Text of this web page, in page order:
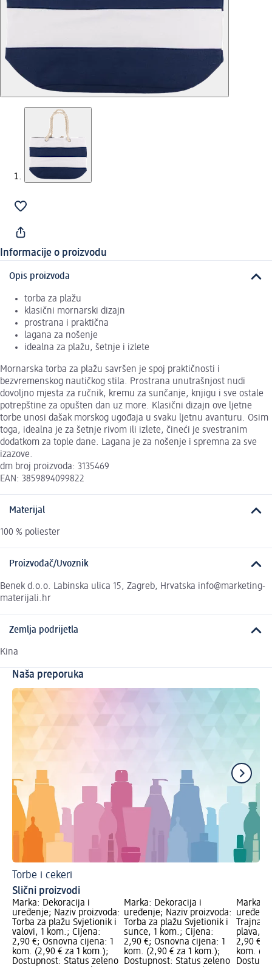
Informacije o proizvodu
Opis proizvoda
torba za plažu
klasični mornarski dizajn
prostrana i praktična
lagana za nošenje
idealna za plažu, šetnje i izlete
Mornarska torba za plažu savršen je spoj praktičnosti i
bezvremenskog nautičkog stila. Prostrana unutrašnjost nudi
dovoljno mjesta za ručnik, kremu za sunčanje, knjigu i sve ostale
potrepštine za opušten dan uz more. Klasični dizajn ove ljetne
torbe unosi dašak morskog ugođaja u svaku ljetnu avanturu. Osim
toga, idealna je za šetnje rivom ili izlete, čineći je svestranim
dodatkom za tople dane. Lagana je za nošenje i spremna za sve
izazove.
dm broj proizvoda: 3135469
EAN: 3859894099822
Materijal
100 % poliester
Proizvođač/Uvoznik
Benek d.o.o. Labinska ulica 15, Zagreb, Hrvatska info@marketing-
materijali.hr
Zemlja podrijetla
Kina
Naša preporuka
Torbe i cekeri
Slični proizvodi
Marka: Dekoracija i
uređenje; Naziv proizvoda:
Torba za plažu Svjetionik i
valovi, 1 kom.; Cijena:
2,90 €; Osnovna cijena: 1
kom. (2,90 € za 1 kom.);
Dostupnost: Status zeleno
Marka: Dekoracija i
uređenje; Naziv proizvoda:
Torba za plažu Svjetionik i
sunce, 1 kom.; Cijena:
2,90 €; Osnovna cijena: 1
kom. (2,90 € za 1 kom.);
Dostupnost: Status zeleno
Marka:
Trajna
plava, 1
2,90 €;
kom.